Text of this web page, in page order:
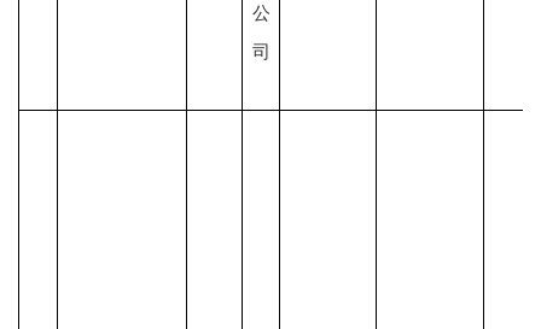
公
司